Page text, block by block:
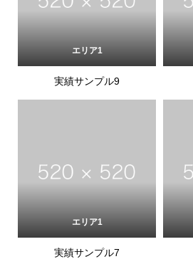
エリア1
実績サンプル9
エリア1
実績サンプル7